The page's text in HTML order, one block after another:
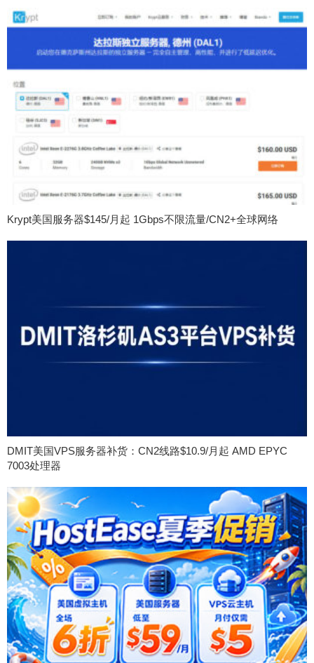
Krypt美国服务器$145/月起 1Gbps不限流量/CN2+全球网络
DMIT美国VPS服务器补货：CN2线路$10.9/月起 AMD EPYC
7003处理器